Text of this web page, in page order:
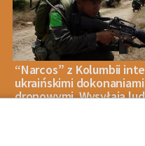
“Narcos” z Kolumbii
ukraińskimi dokonaniami
dronowymi. Wysyłają